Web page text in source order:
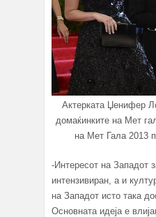
Актерката Џенифер
домаќинките на Мет
на Мет Гала 2013
-Интересот на Западот
интензивиран, а и
на Западот исто така
Основната идеја е